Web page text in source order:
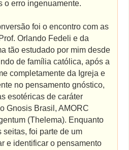
o erro ingenuamente.
foi o encontro com as
Orlando Fedeli e da
tão estudado por mim desde
de família católica, após a
completamente da Igreja e
no pensamento gnóstico,
esotéricas de caráter
Gnosis Brasil, AMORC
(Thelema). Enquanto
seitas, foi parte de um
e identificar o pensamento